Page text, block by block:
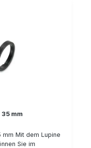
mm
Mit dem Lupine
Sie im